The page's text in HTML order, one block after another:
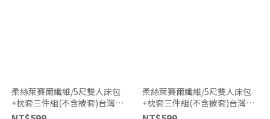
柔絲萊賽爾纖維/5尺雙人床包
+枕套三件組(不含被套)台灣
製/HT042
柔絲萊賽爾纖維/5尺雙人床包
+枕套三件組(不含被套)台灣
製/HT043